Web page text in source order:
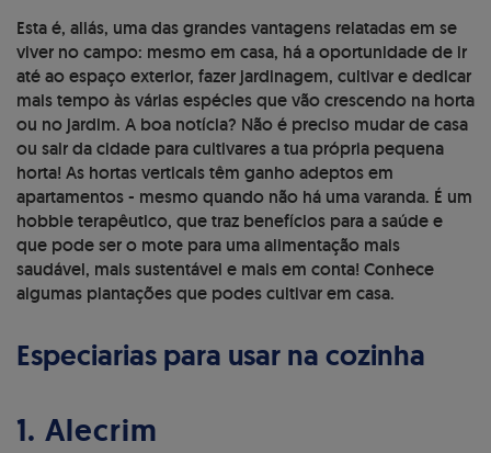
Esta é, aliás, uma das grandes vantagens relatadas em se
viver no campo: mesmo em casa, há a oportunidade de ir
até ao espaço exterior, fazer jardinagem, cultivar e dedicar
mais tempo às várias espécies que vão crescendo na horta
ou no jardim. A boa notícia? Não é preciso mudar de casa
ou sair da cidade para cultivares a tua própria pequena
horta! As hortas verticais têm ganho adeptos em
apartamentos - mesmo quando não há uma varanda. É um
hobbie terapêutico, que traz benefícios para a saúde e
que pode ser o mote para uma alimentação mais
saudável, mais sustentável e mais em conta! Conhece
algumas plantações que podes cultivar em casa.
Especiarias para usar na cozinha
1. Alecrim